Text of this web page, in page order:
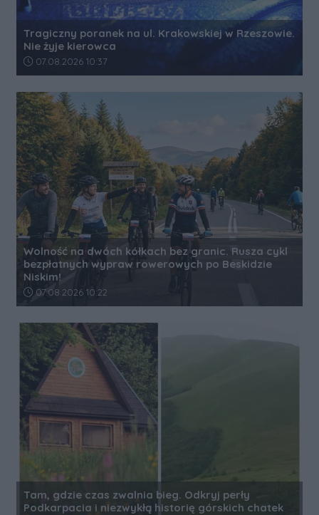
Tragiczny poranek na ul. Krakowskiej w Rzeszowie.
Nie żyje kierowca
Data dodania artykułu:
07.08.2026 10:37
Wolność na dwóch kółkach bez granic. Rusza cykl
bezpłatnych wypraw rowerowych po Beskidzie
Niskim!
Data dodania artykułu:
07.08.2026 10:22
Tam, gdzie czas zwalnia bieg. Odkryj perły
Podkarpacia i niezwykłą historię górskich chatek